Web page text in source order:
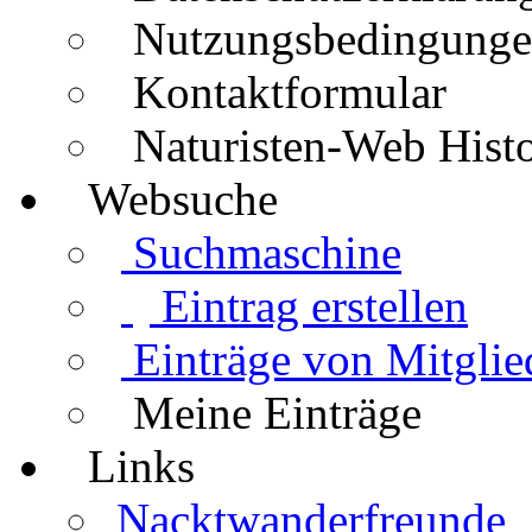
Kontaktformular
Naturisten-Web
Websuche
Suchmaschine
Eintrag erstellen
Einträge von
Meine Einträge
Links
Nacktwanderfreunde